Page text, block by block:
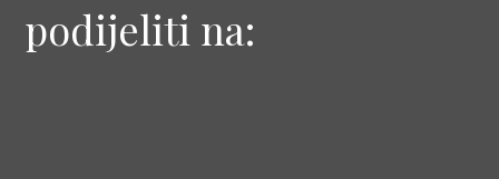
podijeliti na: